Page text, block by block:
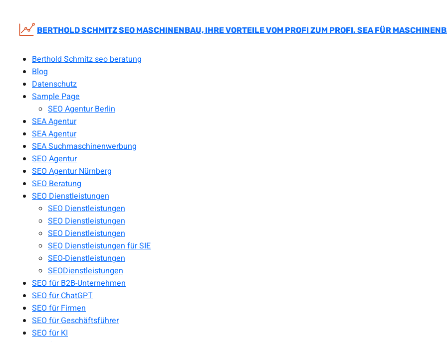
springen
BERTHOLD SCHMITZ SEO MASCHINENBAU, IHRE VORTEILE VOM PROFI ZUM PROFI. SEA FÜR
Berthold Schmitz seo beratung
Blog
Datenschutz
Sample Page
SEO Agentur Berlin
SEA Agentur
SEA Agentur
SEA Suchmaschinenwerbung
SEO Agentur
SEO Agentur Nürnberg
SEO Beratung
SEO Dienstleistungen
SEO Dienstleistungen
SEO Dienstleistungen
SEO Dienstleistungen
SEO Dienstleistungen für SIE
SEO-Dienstleistungen
SEODienstleistungen
SEO für B2B-Unternehmen
SEO für ChatGPT
SEO für Firmen
SEO für Geschäftsführer
SEO für KI